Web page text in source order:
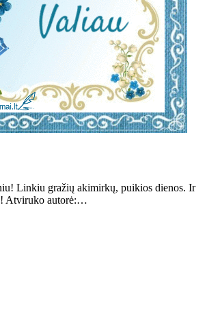
Linkiu gražių akimirkų, puikios dienos. Ir
Atviruko autorė:…